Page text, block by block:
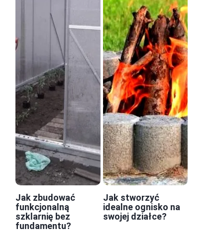
Jak zbudować
funkcjonalną
szklarnię bez
fundamentu?
Jak stworzyć
idealne ognisko na
swojej działce?